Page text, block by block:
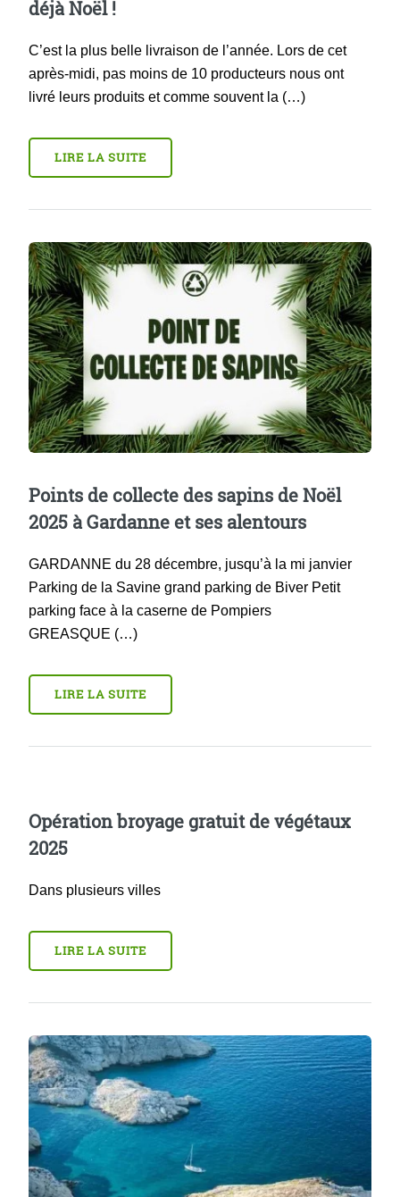
déjà Noël !
C’est la plus belle livraison de l’année. Lors de cet
après-midi, pas moins de 10 producteurs nous ont
livré leurs produits et comme souvent la (…)
LIRE LA SUITE
Points de collecte des sapins de Noël
2025 à Gardanne et ses alentours
GARDANNE du 28 décembre, jusqu’à la mi janvier
Parking de la Savine grand parking de Biver Petit
parking face à la caserne de Pompiers
GREASQUE (…)
LIRE LA SUITE
Opération broyage gratuit de végétaux
2025
Dans plusieurs villes
LIRE LA SUITE